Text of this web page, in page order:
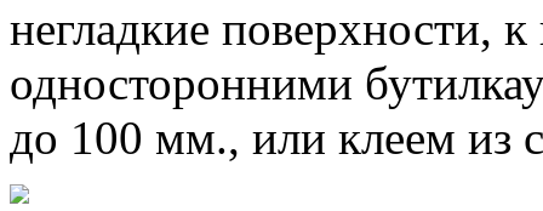
негладкие поверхности,
односторонними
до 100 мм., или клеем из